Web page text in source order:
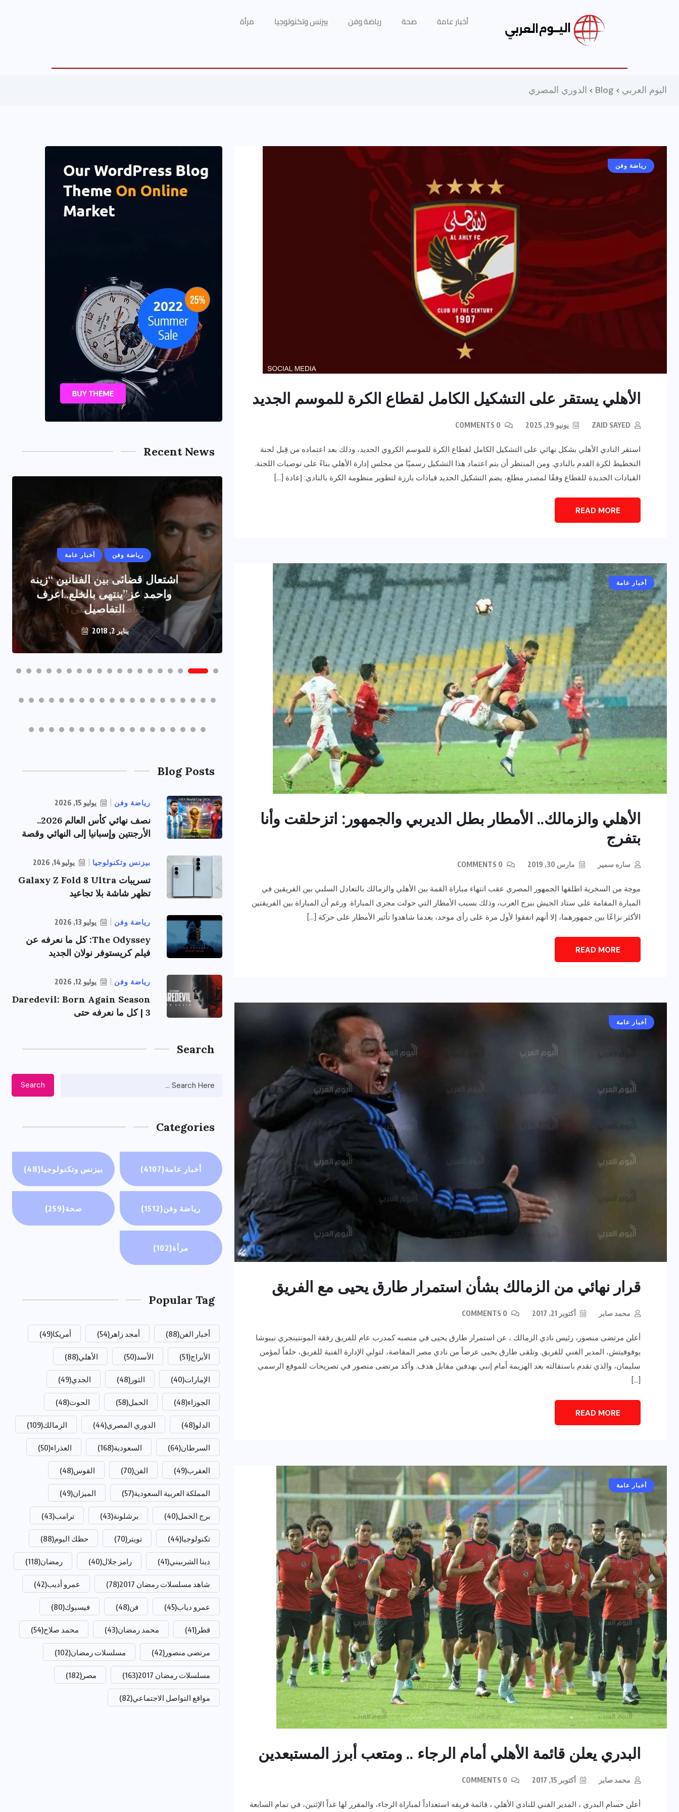
أخبار عامة صحة رياضة وفن بيزنس وتكنولوجيا مرأة
اليوم العربي >
Blog
> الدوري المصري
رياضة وفن
الأهلي يستقر على التشكيل الكامل لقطاع الكرة للموسم الجديد
ZAID SAYED يونيو 29, 2025
استقر النادي الأهلي بشكل نهائي على التشكيل الكامل لقطاع الكرة للموسم الكروي الجديد، وذلك بعد اعتماده من قِبل لجنة
التخطيط لكرة القدم بالنادي. ومن المنتظر أن يتم اعتماد هذا التشكيل رسميًا من مجلس إدارة الأهلي بناءً على توصيات اللجنة.
القيادات الجديدة للقطاع وفقًا لمصدر مطلع، يضم التشكيل الجديد قيادات بارزة لتطوير منظومة الكرة بالنادي: إعادة […]
READ MORE
أخبار عامة
الأهلي والزمالك.. الأمطار بطل الديربي والجمهور: اتزحلقت وأنا
بتفرج
ساره سمير مارس 30, 2019
موجة من السخرية اطلقها الجمهور المصري عقب انتهاء مباراة القمة بين الأهلي والزمالك بالتعادل السلبي بين الفريقين في
المبارة المقامة على ستاد الجيش ببرج العرب، وذلك بسبب الأمطار التي حولت مجرى المباراة. ورغم أن المباراة بين الفريقتين
الأكثر نزاعًا بين جمهورهما، إلا أنهم اتفقوا لأول مرة على رأى موحد، بعدما شاهدوا تأثير الأمطار على حركة […]
READ MORE
أخبار عامة
قرار نهائي من الزمالك بشأن استمرار طارق يحيى مع الفريق
محمد صابر أكتوبر 21, 2017
أعلن مرتضى منصور، رئيس نادي الزمالك ، عن استمرار طارق يحيى في منصبه كمدرب عام للفريق رفقة المونتينجري نيبوشا
يوفوفيتش، المدير الفني للفريق. وتلقى طارق يحيى عرضاً من نادي مصر المقاصة، لتولي الإدارة الفنية للفريق، خلفاً لمؤمن
سليمان، والذي تقدم باستقالته بعد الهزيمة أمام إنبي بهدفين مقابل هدف. وأكد مرتضى منصور في تصريحات للموقع الرسمي
[…]
READ MORE
أخبار عامة
البدري يعلن قائمة الأهلي أمام الرجاء .. ومتعب أبرز المستبعدين
محمد صابر أكتوبر 15, 2017
أعلن حسام البدري ، المدير الفني للنادي الأهلي ، قائمة فريقه استعداداً لمباراة الرجاء، والمقرر لها غداً الإثنين، في تمام السابعة
Recent News
أخبار عامة رياضة وفن
اشتعال قضائى بين الفنانين “زينه
واحمد عز”ينتهى بالخلع..اعرف
التفاصيل
يناير 2, 2018
رصد كامل للقاء “سميره سعيد”
مع صاحبه السعاده واعلان
اعتزالها الفن
ديسمبر 26, 2017
رصد اهم تصاريحات
الفنانه”شيرين رضا” مع سمر
يسرى..فما هى؟
ديسمبر 23, 2017
نجوم
Blog Posts
رياضة وفن يوليو 15, 2026
نصف نهائي كأس العالم 2026..
الأرجنتين وإسبانيا إلى النهائي وقصة
بيزنس وتكنولوجيا يوليو 14, 2026
تسريبات Galaxy Z Fold 8 Ultra
تظهر شاشة بلا تجاعيد
رياضة وفن يوليو 13, 2026
The Odyssey: كل ما نعرفه عن
فيلم كريستوفر نولان الجديد
رياضة وفن يوليو 12, 2026
Daredevil: Born Again Season
3 | كل ما نعرفه حتى
Search
Search
Categories
أخبار عامة(4107) بيزنس وتكنولوجيا(48)
رياضة وفن(1512) صحة(259)
مرأة(102)
Popular Tag
أخبار الفن(88) أمجد زاهر (54) أمريكا(49)
الأبراج(51) الأسد(50) الأهلي(88)
الإمارات(40) الثور (48) الجدي(49)
الجوزاء(48) الحمل(58) الحوت(48)
الدلو(48) الدوري المصري(44) الزمالك(109)
السرطان(64) السعودية(168) العذراء(50)
العقرب(49) الفن(70) القوس(48)
المملكة العربية السعودية(57) الميزان(49)
برج الحمل(40) برشلونة(43) ترامب(43)
تكنولوجيا(44) تويتر (70) حظك اليوم(88)
دينا الشربيني(41) رامز جلال(40) رمضان(118)
شاهد مسلسلات رمضان 2017 (78) عمرو أديب(42)
عمرو دياب(45) فن(48) فيسبوك(80)
قطر (41) محمد رمضان(43) محمد صلاح(54)
مرتضى منصور (42) مسلسلات رمضان(102)
مسلسلات رمضان 2017 (163) مصر (182)
مواقع التواصل الاجتماعي(82)